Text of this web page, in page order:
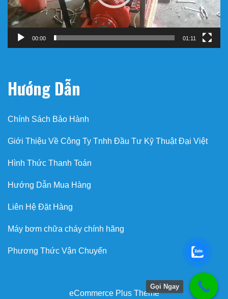
00:00 01:11
Hướng Dẫn
Chính Sách Bảo Hành
Giới Thiệu Về Công Ty Tnhh Đầu Tư Kỹ Thuật Đại Việt
Hình Thức Thanh Toán
Hướng Dẫn Mua Hàng
Liên Hệ Đặt Hàng
Máy bơm chữa cháy chính hãng
Phương Thức Vận Chuyển
eCommerce Plus Theme
Gọi Ngay